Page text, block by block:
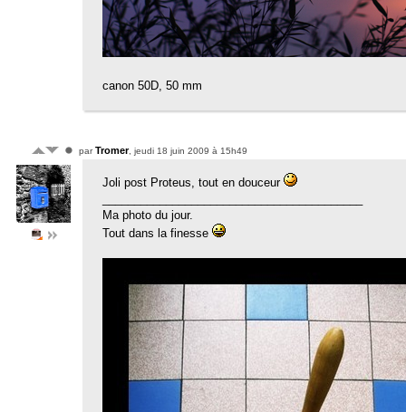
canon 50D, 50 mm
parTromer, jeudi 18 juin 2009 à 15h49
Joli post Proteus, tout en douceur
Ma photo du jour.
Tout dans la finesse